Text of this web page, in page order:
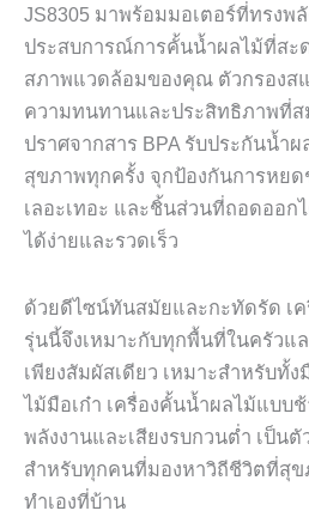
JS8305 มาพร้อมมอเตอร์ที่ทรงพ
ประสบการณ์การคั้นน้ำผลไม้ที่สะ
สภาพแวดล้อมของคุณ ตัวกรองส
ความทนทานและประสิทธิภาพที่ส
ปราศจากสาร BPA รับประกันน้ำ
สุขภาพทุกครั้ง จุกป้องกันการหย
เลอะเทอะ และชิ้นส่วนที่ถอดออก
ได้ง่ายและรวดเร็ว
ด้วยดีไซน์ทันสมัยและกะทัดรัด เ
รุ่นนี้จึงเหมาะกับทุกพื้นที่ในครัวแล
เพียงสัมผัสเดียว เหมาะสำหรับทั้
ไม้มือเก๋า เครื่องคั้นน้ำผลไม้แบบ
พลังงานและเสียงรบกวนต่ำ เป็น
สำหรับทุกคนที่มองหาวิถีชีวิตที่สุ
ทำเองที่บ้าน